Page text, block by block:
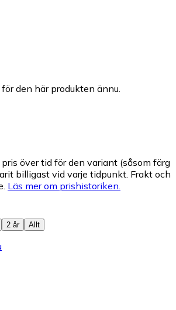
den här produkten ännu.
över tid för den variant (såsom färg
billigast vid varje tidpunkt. Frakt och
Läs mer om prishistoriken.
2 år Allt